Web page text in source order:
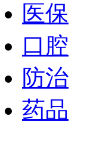
医保
口腔
防治
药品